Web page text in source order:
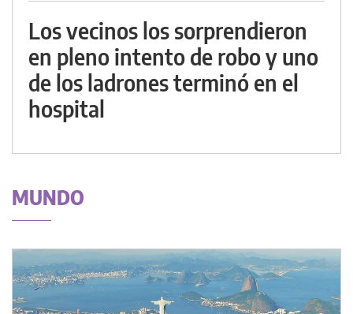
Los vecinos los sorprendieron
en pleno intento de robo y uno
de los ladrones terminó en el
hospital
MUNDO